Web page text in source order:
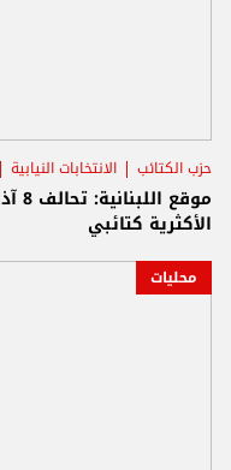
حزب الكتائب الانتخابات النيابية
الأكثرية كتائبي
محليات